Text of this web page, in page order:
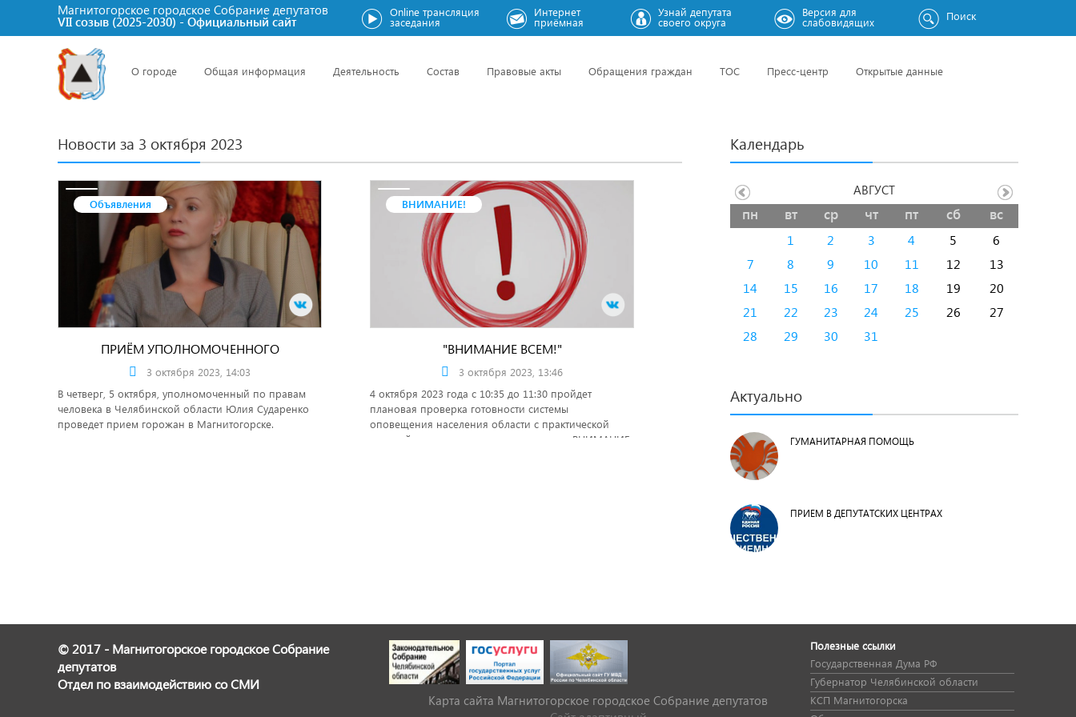
Магнитогорское городское Cобрание депутатов
VII созыв (2025-2030) - Официальный сайт
Online трансляция
заседания
Интернет
приёмная
Узнай депутата
своего округа
Версия для
слабовидящих Поиск
О городе Общая информация Деятельность Состав Правовые акты Обращения граждан ТОС Пресс-центр Открытые данные
Новости за 3 октября 2023
Объявления
ПРИЁМ УПОЛНОМОЧЕННОГО
3 октября 2023, 14:03
В четверг, 5 октября, уполномоченный по правам
человека в Челябинской области Юлия Сударенко
проведет прием горожан в Магнитогорске.
ВНИМАНИЕ!
"ВНИМАНИЕ ВСЕМ!"
3 октября 2023, 13:46
4 октября 2023 года с 10:35 до 11:30 пройдет
плановая проверка готовности системы
оповещения населения области с практической
подачей единого сигнала оповещения «ВНИМАНИЕ
Календарь
пн вт ср чт пт сб вс
1 2 3 4 5
6
7
8 9 10 11 12
13
14
15 16 17 18 19
20
21
22 23 24 25 26
27
28
29 30 31
АВГУСТ
Актуально
ГУМАНИТАРНАЯ ПОМОЩЬ
ПРИЕМ В ДЕПУТАТСКИХ ЦЕНТРАХ
© 2017 - Магнитогорское городское Собрание
депутатов
Отдел по взаимодействию со СМИ
Карта сайта Магнитогорское городское Cобрание депутатов
Полезные ссылки
Государственная Дума РФ
Губернатор Челябинской области
КСП Магнитогорска